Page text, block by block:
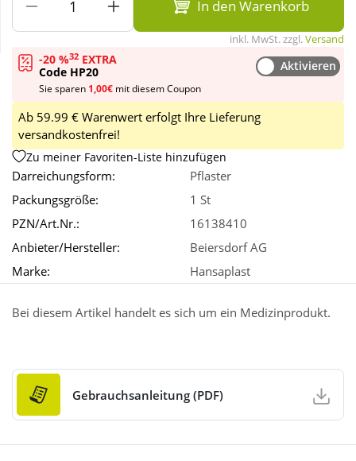
In den Warenkorb
inkl. MwSt. zzgl.Versand
-20 %32 EXTRA
Code HP20
Aktivieren
Sie sparen 1,00€ mit diesem Coupon
Ab 59.99 € Warenwert erfolgt Ihre Lieferung
versandkostenfrei!
Zu meiner Favoriten-Liste hinzufügen
Darreichungsform:
Pflaster
Packungsgröße:
1 St
PZN/Art.Nr.:
16138410
Anbieter/Hersteller:
Beiersdorf AG
Marke:
Hansaplast
Bei diesem Artikel handelt es sich um ein Medizinprodukt.
Gebrauchsanleitung (PDF)